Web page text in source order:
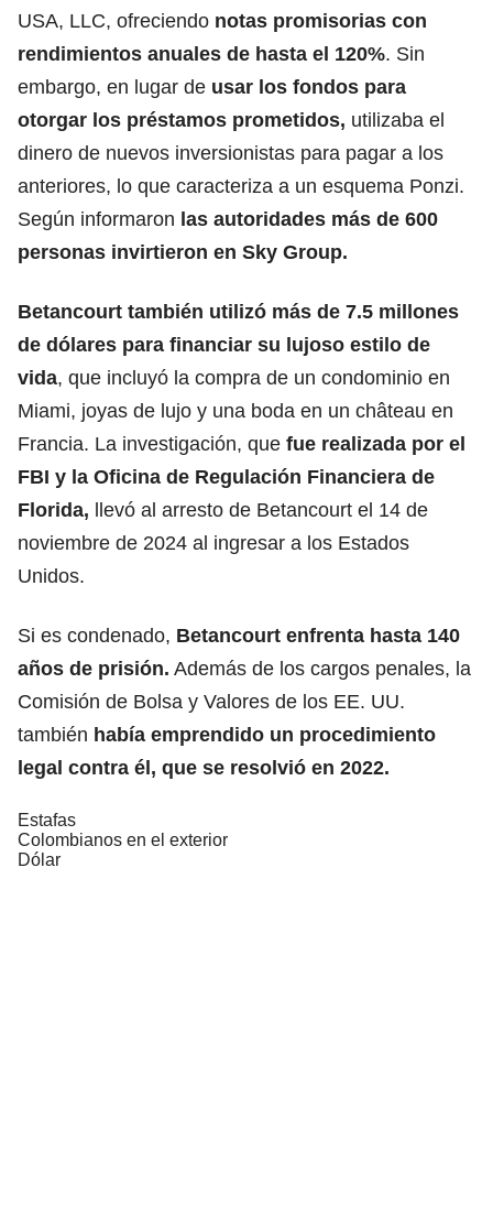
USA, LLC, ofreciendo notas promisorias con
rendimientos anuales de hasta el 120%. Sin
embargo, en lugar de usar los fondos para
otorgar los préstamos prometidos, utilizaba el
dinero de nuevos inversionistas para pagar a los
anteriores, lo que caracteriza a un esquema Ponzi.
Según informaron las autoridades más de 600
personas invirtieron en Sky Group.
Betancourt también utilizó más de 7.5 millones
de dólares para financiar su lujoso estilo de
vida, que incluyó la compra de un condominio en
Miami, joyas de lujo y una boda en un château en
Francia. La investigación, que fue realizada por el
FBI y la Oficina de Regulación Financiera de
Florida, llevó al arresto de Betancourt el 14 de
noviembre de 2024 al ingresar a los Estados
Unidos.
Si es condenado, Betancourt enfrenta hasta 140
años de prisión. Además de los cargos penales, la
Comisión de Bolsa y Valores de los EE. UU.
también había emprendido un procedimiento
legal contra él, que se resolvió en 2022.
Estafas
Colombianos en el exterior
Dólar